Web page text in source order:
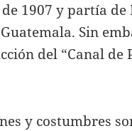
1907 y partía de
Sin
del “Canal de
y costumbres